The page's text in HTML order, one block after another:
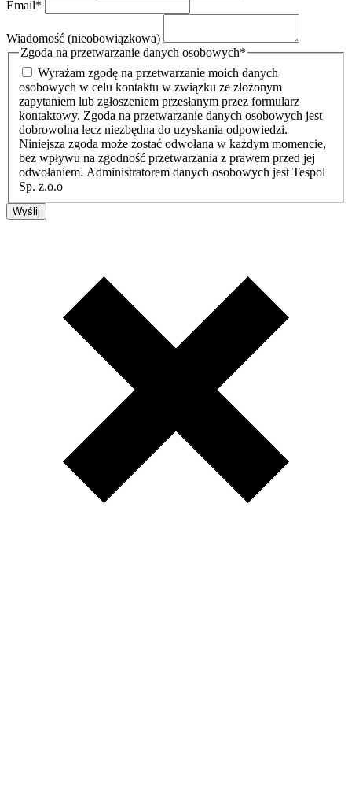
Email*
Wiadomość (nieobowiązkowa)
Zgoda na przetwarzanie danych osobowych*
Wyrażam zgodę na przetwarzanie moich danych
osobowych w celu kontaktu w związku ze złożonym
zapytaniem lub zgłoszeniem przesłanym przez formularz
kontaktowy. Zgoda na przetwarzanie danych osobowych jest
dobrowolna lecz niezbędna do uzyskania odpowiedzi.
Niniejsza zgoda może zostać odwołana w każdym momencie,
bez wpływu na zgodność przetwarzania z prawem przed jej
odwołaniem. Administratorem danych osobowych jest Tespol
Sp. z.o.o
Wyślij